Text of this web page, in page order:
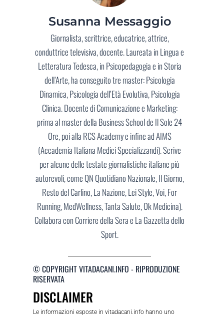
Susanna Messaggio
Giornalista, scrittrice, educatrice, attrice,
conduttrice televisiva, docente. Laureata in Lingua e
Letteratura Tedesca, in Psicopedagogia e in Storia
dell’Arte, ha conseguito tre master: Psicologia
Dinamica, Psicologia dell’Età Evolutiva, Psicologia
Clinica. Docente di Comunicazione e Marketing:
prima al master della Business School de Il Sole 24
Ore, poi alla RCS Academy e infine ad AIMS
(Accademia Italiana Medici Specializzandi). Scrive
per alcune delle testate giornalistiche italiane più
autorevoli, come QN Quotidiano Nazionale, Il Giorno,
Resto del Carlino, La Nazione, Lei Style, Voi, For
Running, MedWellness, Tanta Salute, Ok Medicina).
Collabora con Corriere della Sera e La Gazzetta dello
Sport.
© COPYRIGHT VITADACANI.INFO - RIPRODUZIONE
RISERVATA
DISCLAIMER
Le informazioni esposte in vitadacani.info hanno uno